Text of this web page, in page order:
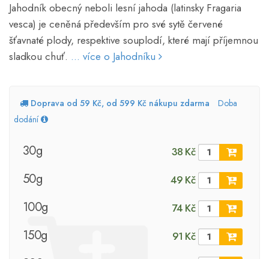
Jahodník obecný neboli lesní jahoda (latinsky Fragaria
vesca) je ceněná především pro své sytě červené
šťavnaté plody, respektive souplodí, které mají příjemnou
sladkou chuť. ... více o Jahodníku
Doprava od 59 Kč, od 599 Kč nákupu zdarma
Doba
dodání
30g 38 Kč
50g 49 Kč
100g 74 Kč
150g 91 Kč